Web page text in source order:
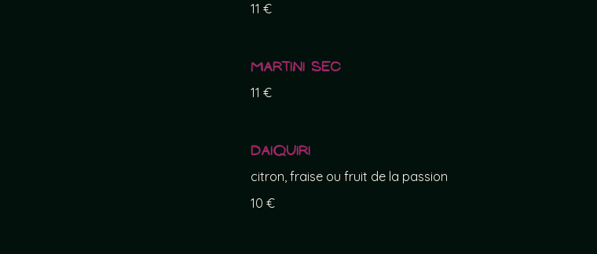
11 €
Martini sec
11 €
Daiquiri
citron, fraise ou fruit de la passion
10 €